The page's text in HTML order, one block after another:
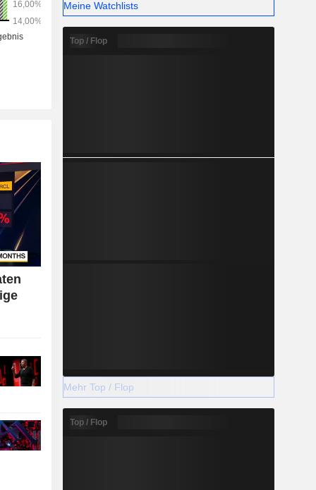
Meine Watchlists
Top / Flop
Mehr Top / Flop
Top / Flop